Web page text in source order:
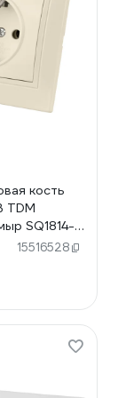
кость
TDM
SQ1814-
15516528